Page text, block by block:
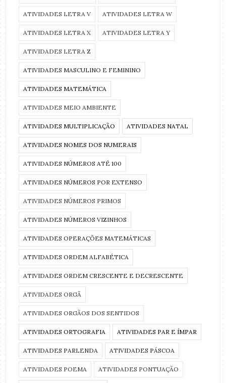
ATIVIDADES LETRA V ATIVIDADES LETRA W
ATIVIDADES LETRA X ATIVIDADES LETRA Y
ATIVIDADES LETRA Z
ATIVIDADES MASCULINO E FEMININO
ATIVIDADES MATEMÁTICA
ATIVIDADES MEIO AMBIENTE
ATIVIDADES MULTIPLICAÇÃO ATIVIDADES NATAL
ATIVIDADES NOMES DOS NUMERAIS
ATIVIDADES NÚMEROS ATÉ 100
ATIVIDADES NÚMEROS POR EXTENSO
ATIVIDADES NÚMEROS PRIMOS
ATIVIDADES NÚMEROS VIZINHOS
ATIVIDADES OPERAÇÕES MATEMÁTICAS
ATIVIDADES ORDEM ALFABÉTICA
ATIVIDADES ORDEM CRESCENTE E DECRESCENTE
ATIVIDADES ORGÃ
ATIVIDADES ORGÃOS DOS SENTIDOS
ATIVIDADES ORTOGRAFIA ATIVIDADES PAR E ÍMPAR
ATIVIDADES PARLENDA ATIVIDADES PÁSCOA
ATIVIDADES POEMA ATIVIDADES PONTUAÇÃO